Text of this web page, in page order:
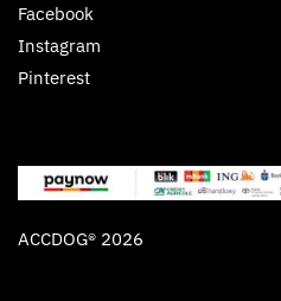
Facebook
Instagram
Pinterest
ACCDOG® 2026